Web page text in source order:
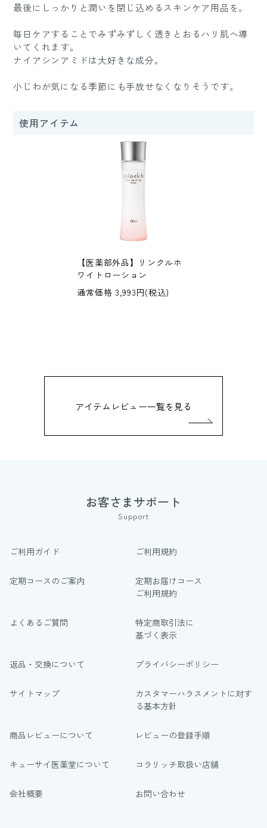
最後にしっかりと潤いを閉じ込めるスキンケア用品を。
毎日ケアすることでみずみずしく透きとおるハリ肌へ導
いてくれます。
ナイアシンアミドは大好きな成分。
小じわが気になる季節にも手放せなくなりそうです。
使用アイテム
【医薬部外品】リンクルホ
ワイトローション
通常価格 3,993円(税込)
アイテムレビュー一覧を見る
お客さまサポート
Support
ご利用ガイド ご利用規約
定期コースのご案内
定期お届けコース
ご利用規約
よくあるご質問
特定商取引法に
基づく表示
返品・交換について プライバシーポリシー
サイトマップ
カスタマーハラスメントに対す
る基本方針
商品レビューについて レビューの登録手順
キューサイ医薬堂について コラリッチ取扱い店舗
会社概要 お問い合わせ